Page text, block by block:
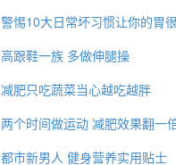
警惕10大日常坏习惯让你的胃
高跟鞋一族 多做伸腿操
减肥只吃蔬菜当心越吃越胖
两个时间做运动 减肥效果翻一
都市新男人 健身营养实用贴士